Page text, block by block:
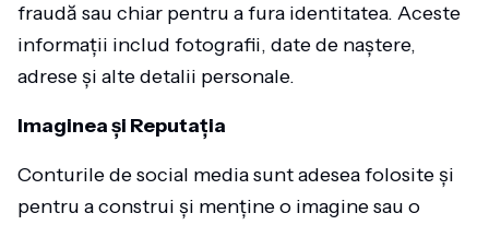
fraudă sau chiar pentru a fura identitatea. Aceste
informații includ fotografii, date de naștere,
adrese și alte detalii personale.
Imaginea și Reputația
Conturile de social media sunt adesea folosite și
pentru a construi și menține o imagine sau o